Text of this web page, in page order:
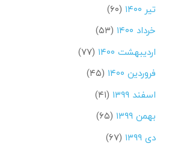
تیر ۱۴۰۰
(۶۰)
خرداد ۱۴۰۰
(۵۳)
اردیبهشت ۱۴۰۰
(۷۷)
فروردین ۱۴۰۰
(۴۵)
اسفند ۱۳۹۹
(۴۱)
بهمن ۱۳۹۹
(۶۵)
دی ۱۳۹۹
(۶۷)